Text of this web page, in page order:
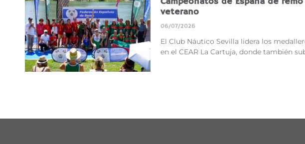
veterano
06/07/2026
El Club Náutico Sevilla lidera los
en el CEAR La Cartuja, donde también